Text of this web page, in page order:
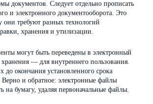
документов. Следует отдельно прописать
и электронного документооборота. Это
они требуют разных технологий
хранения и утилизации.
могут быть переведены в электронный
хранения — для внутреннего пользования.
до окончания установленного срока
Верно и обратное: электронные файлы
на бумагу, удаляя первоначальные файлы.